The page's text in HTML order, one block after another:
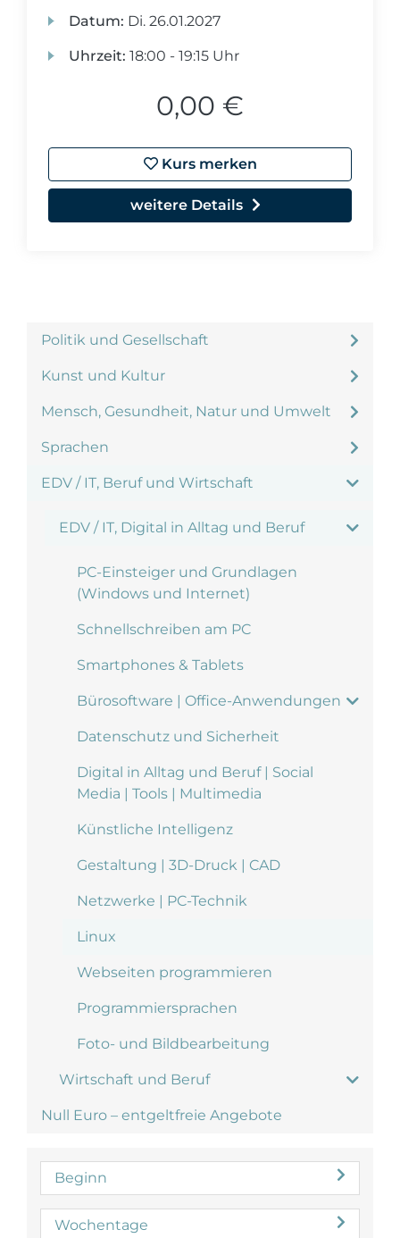
Politik und Gesellschaft
Kunst und Kultur
Mensch, Gesundheit, Natur und Umwelt
Sprachen
EDV / IT, Beruf und Wirtschaft
EDV / IT, Digital in Alltag und Beruf
PC-Einsteiger und Grundlagen
(Windows und Internet)
Schnellschreiben am PC
Smartphones & Tablets
Bürosoftware | Office-Anwendungen
Datenschutz und Sicherheit
Digital in Alltag und Beruf | Social
Media | Tools | Multimedia
Künstliche Intelligenz
Gestaltung | 3D-Druck | CAD
Netzwerke | PC-Technik
Linux
Webseiten programmieren
Programmiersprachen
Foto- und Bildbearbeitung
Wirtschaft und Beruf
Null Euro – entgeltfreie Angebote
Beginn
Wochentage
Datum: Di. 26.01.2027
Uhrzeit: 18:00 - 19:15 Uhr
0,00 €
Kurs merken
weitere Details